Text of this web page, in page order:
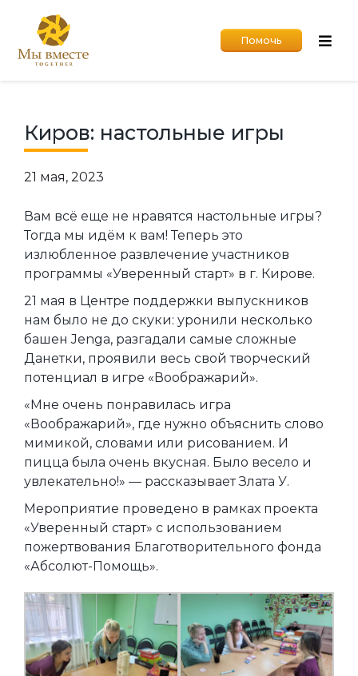
Помочь
Киров: настольные игры
21 мая, 2023
Вам всё еще не нравятся настольные игры?
Тогда мы идём к вам! Теперь это
излюбленное развлечение участников
программы «Уверенный старт» в г. Кирове.
21 мая в Центре поддержки выпускников
нам было не до скуки: уронили несколько
башен Jenga, разгадали самые сложные
Данетки, проявили весь свой творческий
потенциал в игре «Воображарий».
«Мне очень понравилась игра
«Воображарий», где нужно объяснить слово
мимикой, словами или рисованием. И
пицца была очень вкусная. Было весело и
увлекательно!» — рассказывает Злата У.
Мероприятие проведено в рамках проекта
«Уверенный старт» с использованием
пожертвования Благотворительного фонда
«Абсолют-Помощь».